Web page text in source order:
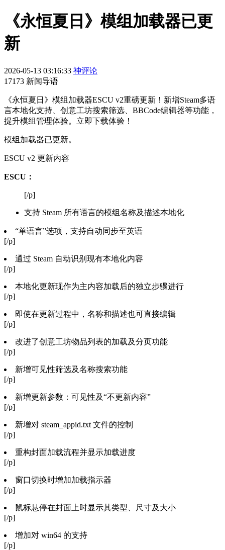
《永恒夏日》模组加载器已更
新
2026-05-13 03:16:33 神评论
17173 新闻导语
《永恒夏日》模组加载器ESCU v2重磅更新！新增Steam多语
言本地化支持、创意工坊搜索筛选、BBCode编辑器等功能，
提升模组管理体验。立即下载体验！
模组加载器已更新。
ESCU v2 更新内容
ESCU：
[/p]
支持 Steam 所有语言的模组名称及描述本地化
“单语言”选项，支持自动同步至英语
[/p]
通过 Steam 自动识别现有本地化内容
[/p]
本地化更新现作为主内容加载后的独立步骤进行
[/p]
即使在更新过程中，名称和描述也可直接编辑
[/p]
改进了创意工坊物品列表的加载及分页功能
[/p]
新增可见性筛选及名称搜索功能
[/p]
新增更新参数：可见性及“不更新内容”
[/p]
新增对 steam_appid.txt 文件的控制
[/p]
重构封面加载流程并显示加载进度
[/p]
窗口切换时增加加载指示器
[/p]
鼠标悬停在封面上时显示其类型、尺寸及大小
[/p]
增加对 win64 的支持
[/p]